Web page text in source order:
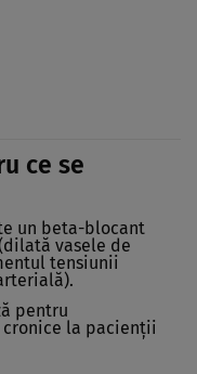
ce se
un beta-blocant
vasele de
tensiunii
pentru
la pacienţii